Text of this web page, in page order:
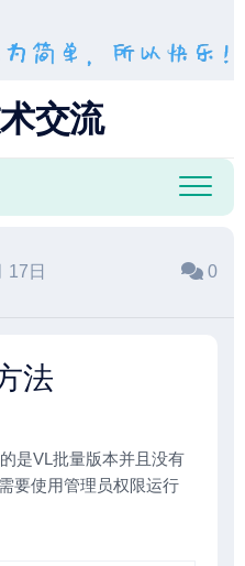
交流
17日 0
法
是VL批量版本并且没有
要使用管理员权限运行